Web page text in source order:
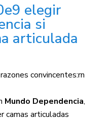
elegir
si
articulada
convincentes:rn
Mundo Dependencia,
camas articuladas